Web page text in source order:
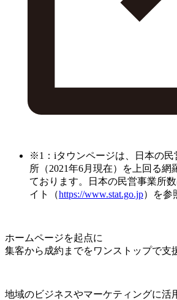
※1：iタウンページは、日本の民
所（2021年6月現在）を上回る網
ております。日本の民営事業所
イト（https://www.stat.go.jp）を参
ホームページを起点に
集客から成約までをワンストップで支
地域のビジネスやマーケティングに活